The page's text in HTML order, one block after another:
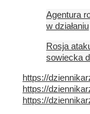
Agentura
w działaniu
Rosja
sowiecka
https://
https://
https://